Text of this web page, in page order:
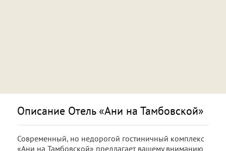
Описание Отель «Ани на Тамбовской»
Современный, но недорогой гостиничный комплекс
«Ани на Тамбовской» предлагает вашему вниманию